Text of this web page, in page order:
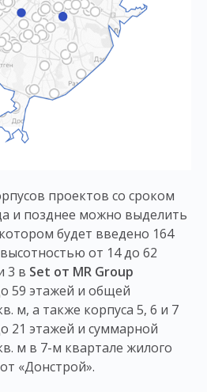
проектов со сроком
и позднее можно выделить
будет введено 164
от 14 до 62
3 в Set от MR Group
59 этажей и общей
м, а также корпуса 5, 6 и 7
21 этажей и суммарной
м в 7-м квартале жилого
«Донстрой».